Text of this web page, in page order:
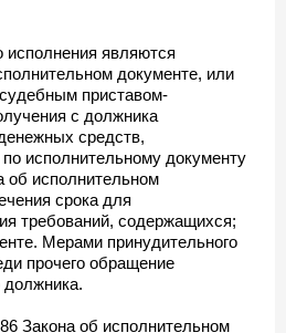
исполнения являются
документе, или
приставом-
с должника
средств,
исполнительному документу
об исполнительном
срока для
требований, содержащихся;
Мерами принудительного
прочего обращение
Закона об исполнительном